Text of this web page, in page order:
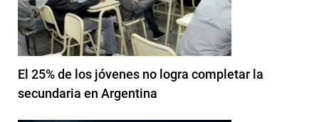
El 25% de los jóvenes no logra completar la
secundaria en Argentina